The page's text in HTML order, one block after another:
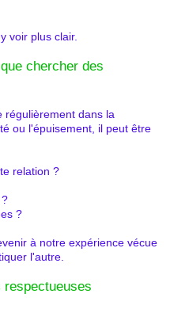
voir plus clair.
chercher des
régulièrement dans la
ou l'épuisement, il peut être
relation ?
?
à notre expérience vécue
l'autre.